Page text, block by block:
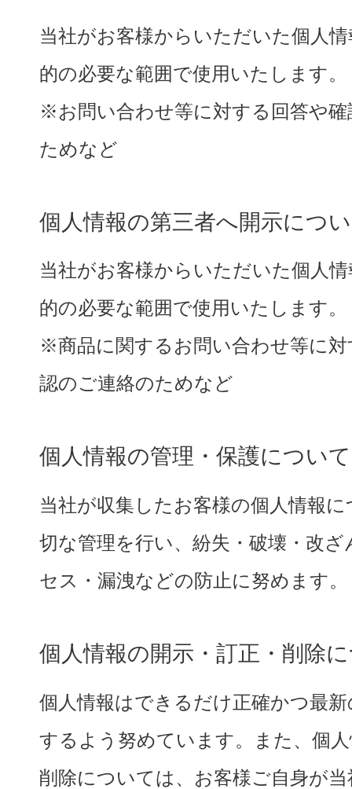
当社がお客様からいただいた個人
的の必要な範囲で使用いたします。
※お問い合わせ等に対する回答や確
ためなど
個人情報の第三者へ開示につ
当社がお客様からいただいた個人
的の必要な範囲で使用いたします。
※商品に関するお問い合わせ等に対
認のご連絡のためなど
個人情報の管理・保護について
当社が収集したお客様の個人情報
切な管理を行い、紛失・破壊・改ざ
セス・漏洩などの防止に努めます。
個人情報の開示・訂正・削除
個人情報はできるだけ正確かつ最
するよう努めています。また、個
削除については、お客様ご自身が